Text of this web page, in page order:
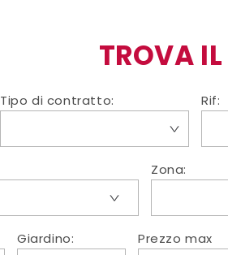
TROVA
Tipo di contratto: Rif:
Zona:
Giardino: Prezzo max